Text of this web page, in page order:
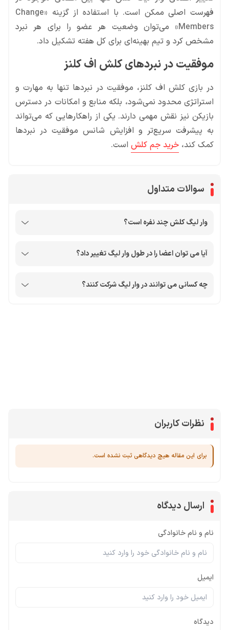
فهرست اصلی ممکن است. با استفاده از گزینه «Change
Members» می‌توان وضعیت هر عضو را برای هر نبرد
مشخص کرد و تیم بهینه‌ای برای کل هفته تشکیل داد.
موفقیت در نبردهای کلش اف کلنز
در بازی کلش اف کلنز، موفقیت در نبردها تنها به مهارت و
استراتژی محدود نمی‌شود، بلکه منابع و امکانات در دسترس
بازیکن نیز نقش مهمی دارند. یکی از راهکارهایی که می‌تواند
به پیشرفت سریع‌تر و افزایش شانس موفقیت در نبردها
کمک کند، خرید جم کلش است.
سوالات متداول
وار لیگ کلش چند نفره است؟
آیا می توان اعضا را در طول وار لیگ تغییر داد؟
چه کسانی می توانند در وار لیگ شرکت کنند؟
نظرات کاربران
برای این مقاله هیچ دیدگاهی ثبت نشده است.
ارسال دیدگاه
نام و نام خانوادگی
ایمیل
دیدگاه